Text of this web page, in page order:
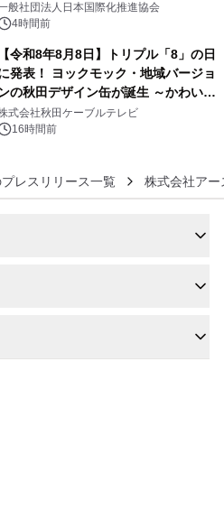
般社団法人日本国際化推進協会
4時間前
【令和8年8月8日】トリプル「8」の日
発表！ ヨックモック・地域バージョ
の秋田デザイン缶が誕生 ～かわいい
田犬の子犬と秋田の四季と名所を巡
パッケージ～ 9月1日(火)秋田県内で
式会社秋田ケーブルテレビ
16時間前
レスリリース一覧 株式会社アー